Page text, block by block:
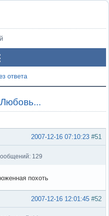
ответа
Любовь...
#51
2007-12-16 07:10:23
129
похоть
#52
2007-12-16 12:01:45